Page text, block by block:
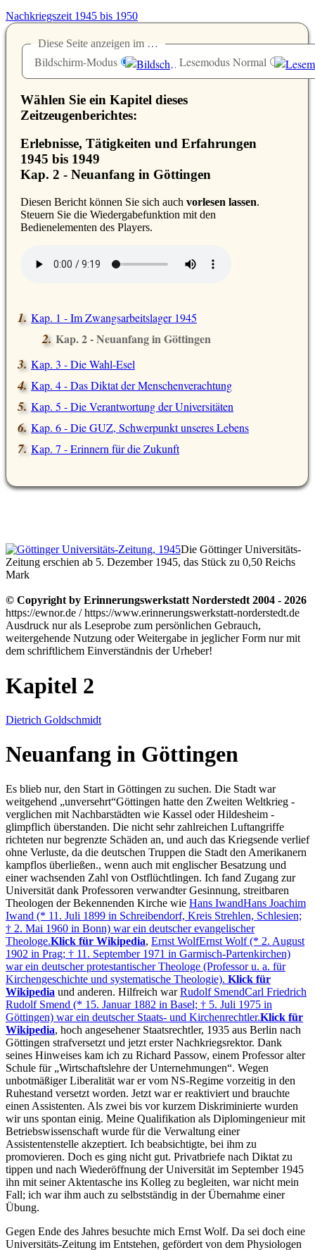
Nachkriegszeit 1945 bis 1950
Diese Seite anzeigen im …
Bildschirm-Modus Lesemodus Normal
Wählen Sie ein Kapitel dieses
Zeitzeugenberichtes:
Erlebnisse, Tätigkeiten und Erfahrungen
1945 bis 1949
Kap. 2 - Neuanfang in Göttingen
Diesen Bericht können Sie sich auch vorlesen lassen.
Steuern Sie die Wiedergabefunktion mit den
Bedienelementen des Players.
Kap. 1 - Im Zwangsarbeitslager 1945
Kap. 2 - Neuanfang in Göttingen
Kap. 3 - Die Wahl-Esel
Kap. 4 - Das Diktat der Menschenverachtung
Kap. 5 - Die Verantwortung der Universitäten
Kap. 6 - Die GUZ, Schwerpunkt unseres Lebens
Kap. 7 - Erinnern für die Zukunft
Die Göttinger Universitäts-
Zeitung erschien ab 5. Dezember 1945, das Stück zu 0,50 Reichs
Mark
© Copyright by Erinnerungswerkstatt Norderstedt 2004 - 2026
https://ewnor.de / https://www.erinnerungswerkstatt-norderstedt.de
Ausdruck nur als Leseprobe zum persönlichen Gebrauch,
weitergehende Nutzung oder Weitergabe in jeglicher Form nur mit
dem schriftlichem Einverständnis der Urheber!
Kapitel 2
Dietrich Goldschmidt
Neuanfang in Göttingen
Es blieb nur, den Start in Göttingen zu suchen. Die Stadt war
weitgehend
unversehrt Göttingen hatte den Zweiten Weltkrieg -
verglichen mit Nachbarstädten wie Kassel oder Hildesheim -
glimpflich überstanden. Die nicht sehr zahlreichen Luftangriffe
richteten nur begrenzte Schäden an, und auch das Kriegsende verlief
ohne Verluste, da die deutschen Truppen die Stadt den Amerikanern
kampflos überließen., wenn auch mit englischer Besatzung und
einer wachsenden Zahl von Ostflüchtlingen. Ich fand Zugang zur
Universität dank Professoren verwandter Gesinnung, streitbaren
Theologen der Bekennenden Kirche wie Hans IwandHans Joachim
Iwand (* 11. Juli 1899 in Schreibendorf, Kreis Strehlen, Schlesien;
† 2. Mai 1960 in Bonn) war ein deutscher evangelischer
Theologe.Klick für Wikipedia, Ernst WolfErnst Wolf (* 2. August
1902 in Prag; † 11. September 1971 in Garmisch-Partenkirchen)
war ein deutscher protestantischer Theologe (Professor u. a. für
Kirchengeschichte und systematische Theologie). Klick für
Wikipedia und anderen. Hilfreich warRudolf SmendCarl Friedrich
Rudolf Smend (* 15. Januar 1882 in Basel; † 5. Juli 1975 in
Göttingen) war ein deutscher Staats- und Kirchenrechtler.Klick für
Wikipedia, hoch angesehener Staatsrechtler, 1935 aus Berlin nach
Göttingen strafversetzt und jetzt erster Nachkriegsrektor. Dank
seines Hinweises kam ich zu Richard Passow, einem Professor alter
Schule für Wirtschaftslehre der Unternehmungen . Wegen
unbotmäßiger Liberalität war er vom NS-Regime vorzeitig in den
Ruhestand versetzt worden. Jetzt war er reaktiviert und brauchte
einen Assistenten. Als zwei bis vor kurzem Diskriminierte wurden
wir uns spontan einig. Meine Qualifikation als Diplomingenieur mit
Betriebswissenschaft wurde für die Verwaltung einer
Assistentenstelle akzeptiert. Ich beabsichtigte, bei ihm zu
promovieren. Doch es ging nicht gut. Privatbriefe nach Diktat zu
tippen und nach Wiederöffnung der Universität im September 1945
ihn mit seiner Aktentasche ins Kolleg zu begleiten, war nicht mein
Fall; ich war ihm auch zu selbstständig in der Übernahme einer
Übung.
Gegen Ende des Jahres besuchte mich Ernst Wolf. Da sei doch eine
Universitäts-Zeitung im Entstehen, gefördert von dem Physiologen